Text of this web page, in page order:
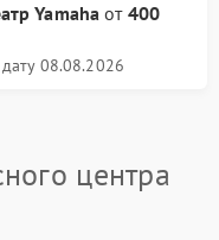
Yamaha от 400
08.08.2026
центра